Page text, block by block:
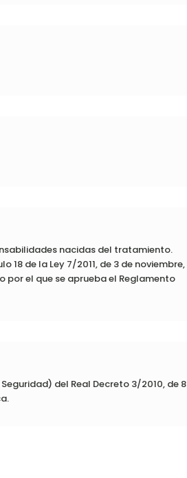
nacidas del tratamiento.
de la Ley 7/2011, de 3 de noviembre,
por el que se aprueba el Reglamento
del Real Decreto 3/2010, de 8